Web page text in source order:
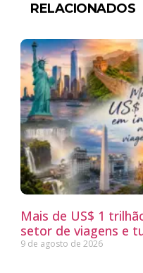
RELACIONADOS
Mais de US$ 1
setor de viagens e
9 de agosto de 2026